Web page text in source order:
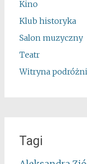
Kino
Klub historyka
Salon muzyczny
Teatr
Witryna
Tagi